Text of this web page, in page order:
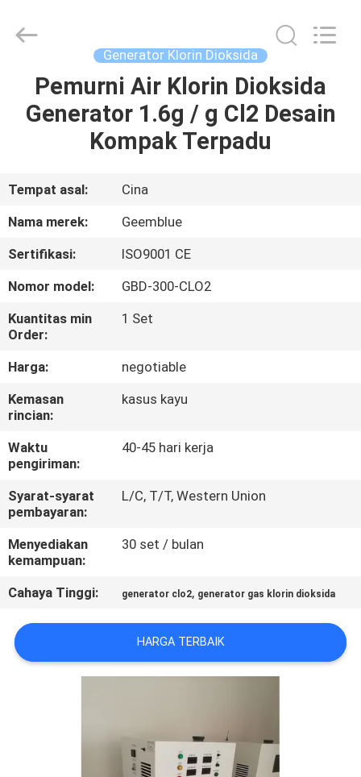
RUMAH
VIDEO
KAMI
TUR
PABRIK
KONTROL
KUALITAS
HUBUNGI
KAMI
BERITA
KASUS
PERMINTAAN
COMPANY
Rights
Generator Klorin Dioksida
Pemurni Air Klorin Dioksida
Generator 1.6g / g Cl2 Desain
Kompak Terpadu
Tempat asal:
Cina
Nama merek:
Geemblue
Sertifikasi:
ISO9001 CE
Nomor model:
GBD-300-CLO2
Kuantitas min
Order:
1 Set
Harga:
negotiable
Kemasan
rincian:
kasus kayu
Waktu
pengiriman:
40-45 hari kerja
Syarat-syarat
pembayaran:
L/C, T/T, Western Union
Menyediakan
kemampuan:
30 set / bulan
Cahaya Tinggi: generator clo2, generator gas klorin dioksida
HARGA TERBAIK